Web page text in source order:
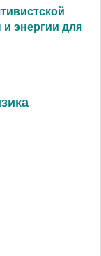
энергии для